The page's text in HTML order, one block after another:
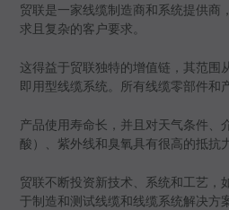
贸联是一家线缆制造商和系统提供商
求且复杂的客户要求。
这得益于贸联独特的增值链，其范围
即用型线缆系统。所有线缆零部件和
产品使用寿命长，并且对天气条件、
酸）、紫外线和臭氧具有很高的抵抗力
贸联不断投资新技术、系统和工艺，
于制造和测试线缆和线缆系统解决方